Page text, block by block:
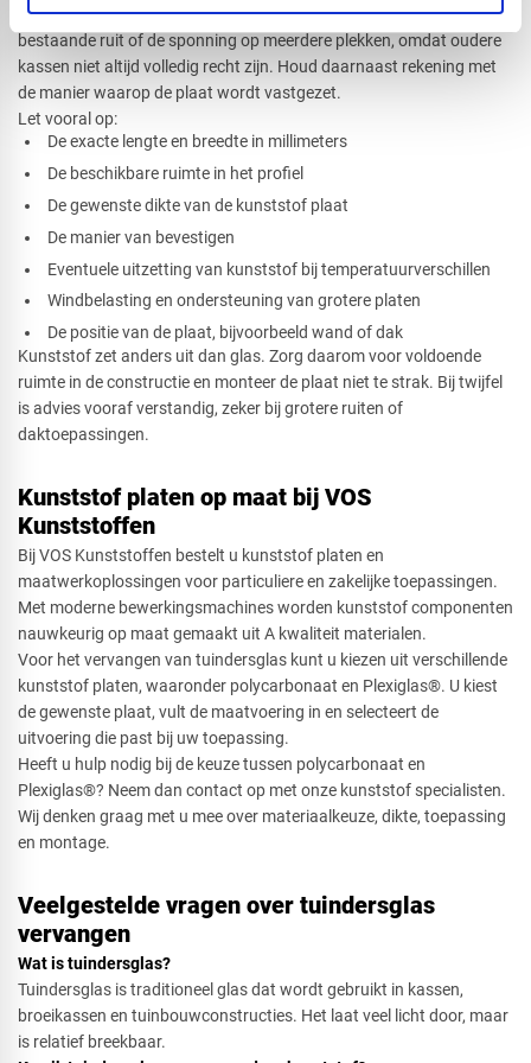
Meet altijd nauwkeurig voordat u nieuw materiaal bestelt. Meet de
bestaande ruit of de sponning op meerdere plekken, omdat oudere
kassen niet altijd volledig recht zijn. Houd daarnaast rekening met
de manier waarop de plaat wordt vastgezet.
Let vooral op:
De exacte lengte en breedte in millimeters
De beschikbare ruimte in het profiel
De gewenste dikte van de kunststof plaat
De manier van bevestigen
Eventuele uitzetting van kunststof bij temperatuurverschillen
Windbelasting en ondersteuning van grotere platen
De positie van de plaat, bijvoorbeeld wand of dak
Kunststof zet anders uit dan glas. Zorg daarom voor voldoende
ruimte in de constructie en monteer de plaat niet te strak. Bij twijfel
is advies vooraf verstandig, zeker bij grotere ruiten of
daktoepassingen.
Kunststof platen op maat bij VOS
Kunststoffen
Bij VOS Kunststoffen bestelt u kunststof platen en
maatwerkoplossingen voor particuliere en zakelijke toepassingen.
Met moderne bewerkingsmachines worden kunststof componenten
nauwkeurig op maat gemaakt uit A kwaliteit materialen.
Voor het vervangen van tuindersglas kunt u kiezen uit verschillende
kunststof platen, waaronder polycarbonaat en Plexiglas®. U kiest
de gewenste plaat, vult de maatvoering in en selecteert de
uitvoering die past bij uw toepassing.
Heeft u hulp nodig bij de keuze tussen polycarbonaat en
Plexiglas®? Neem dan contact op met onze kunststof specialisten.
Wij denken graag met u mee over materiaalkeuze, dikte, toepassing
en montage.
Veelgestelde vragen over tuindersglas
vervangen
Wat is tuindersglas?​
Tuindersglas is traditioneel glas dat wordt gebruikt in kassen,
broeikassen en tuinbouwconstructies. Het laat veel licht door, maar
is relatief breekbaar.